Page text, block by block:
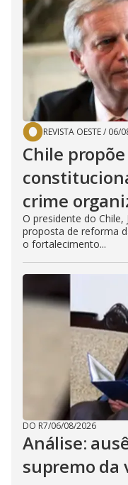
REVISTA OESTE/ 06/
Chile
crime
O presidente do
proposta de reforma
o fortalecimento...
DO R7/06/08/2026
Análise:
supremo da